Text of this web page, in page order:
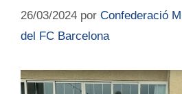
26/03/2024 por Confederació
del FC Barcelona